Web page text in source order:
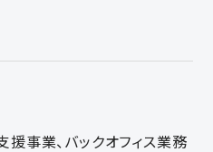
援事業、バックオフィス業務